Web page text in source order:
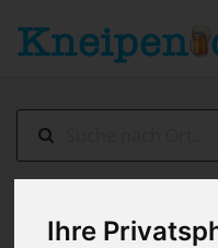
Ihre
Dresden>